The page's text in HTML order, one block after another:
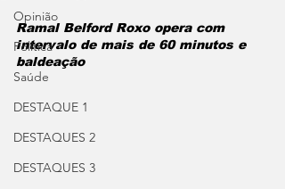
Opinião
Política
Saúde
DESTAQUE 1
DESTAQUES 2
DESTAQUES 3
Ramal Belford Roxo opera com
intervalo de mais de 60 minutos e
baldeação